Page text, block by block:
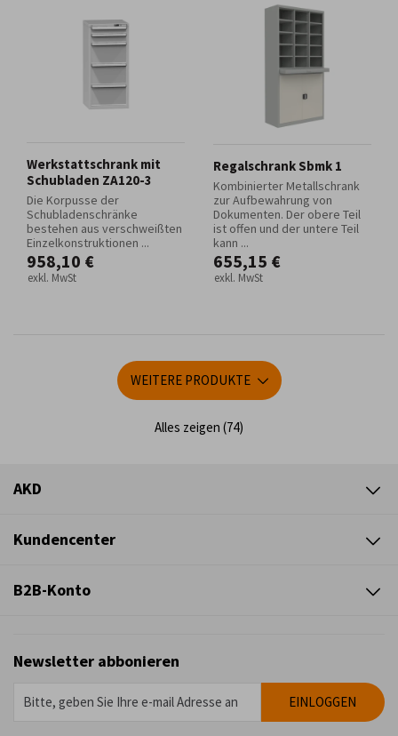
Werkstattschrank mit
Schubladen ZA120-3
Die Korpusse der
Schubladenschränke
bestehen aus verschweißten
Einzelkonstruktionen ...
958,10 €
exkl. MwSt
Regalschrank Sbmk 1
Kombinierter Metallschrank
zur Aufbewahrung von
Dokumenten. Der obere Teil
ist offen und der untere Teil
kann ...
655,15 €
exkl. MwSt
WEITERE PRODUKTE
Alles zeigen (74)
AKD
Kundencenter
B2B-Konto
Newsletter abbonieren